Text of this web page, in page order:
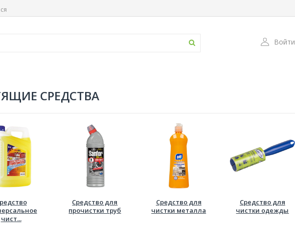
Войти
СРЕДСТВА
чист...
Средство для
прочистки труб
Средство для
чистки металла
Средство для
чистки одежды